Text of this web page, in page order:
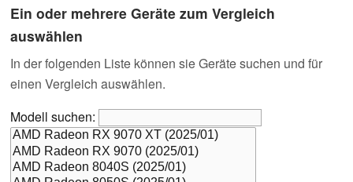
Ein oder mehrere Geräte zum Vergleich
auswählen
In der folgenden Liste können sie Geräte suchen und für
einen Vergleich auswählen.
Modell suchen: